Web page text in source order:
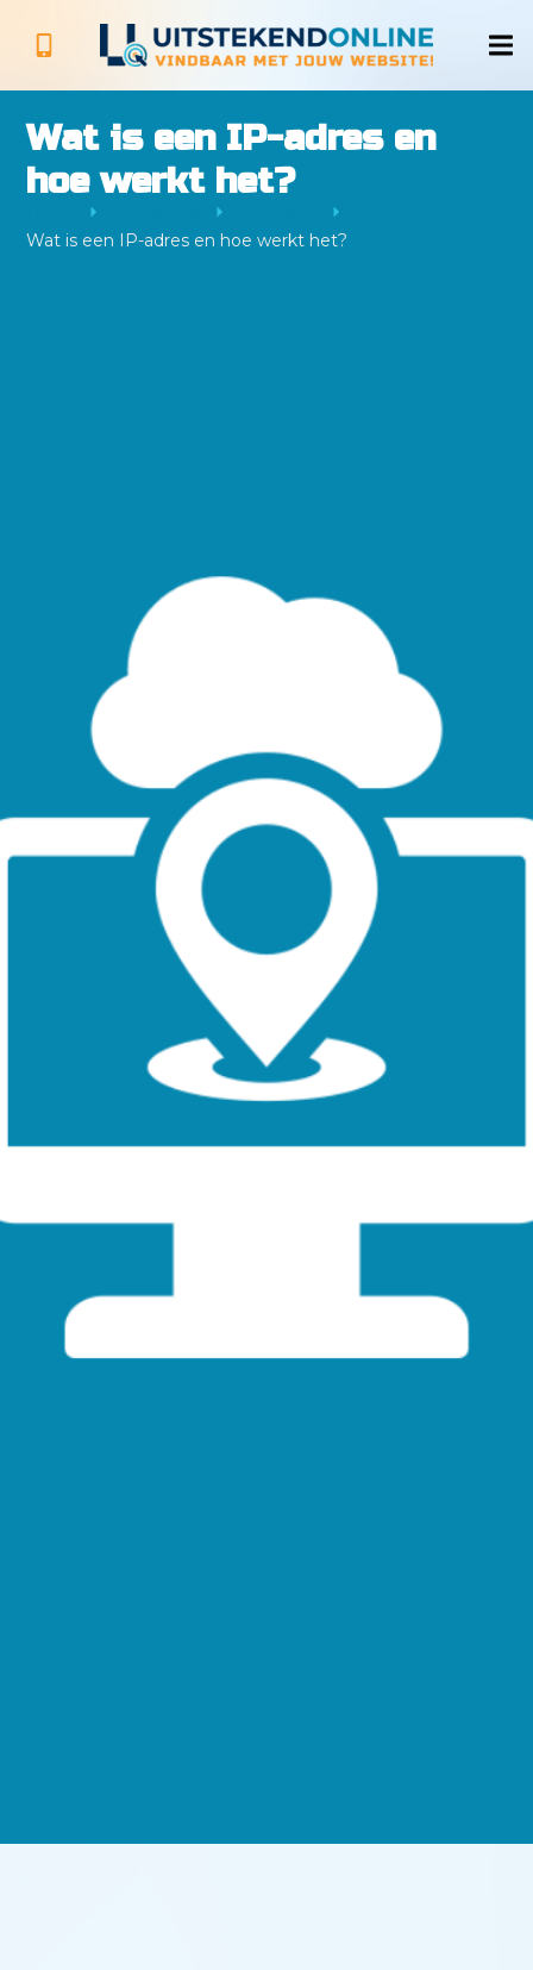
Wat is een IP-adres en
hoe werkt het?
Wat is een IP-adres en hoe werkt het?